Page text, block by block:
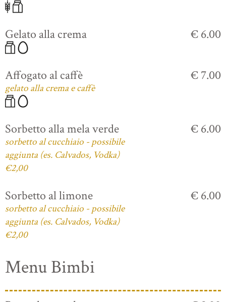
Gelato alla crema € 6.00
Affogato al caffè
gelato alla crema e caffè
€ 7.00
Sorbetto alla mela verde
sorbetto al cucchiaio - possibile
aggiunta (es. Calvados, Vodka)
€2,00
€ 6.00
Sorbetto al limone
sorbetto al cucchiaio - possibile
aggiunta (es. Calvados, Vodka)
€2,00
€ 6.00
Menu Bimbi